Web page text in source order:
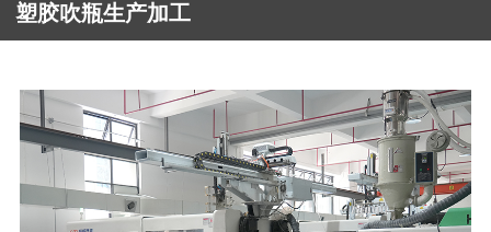
塑胶吹瓶生产加工